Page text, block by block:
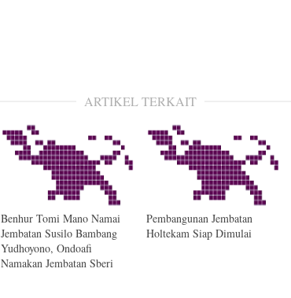
ARTIKEL TERKAIT
Benhur Tomi Mano Namai
Jembatan Susilo Bambang
Yudhoyono, Ondoafi
Namakan Jembatan Sberi
Pembangunan Jembatan
Holtekam Siap Dimulai